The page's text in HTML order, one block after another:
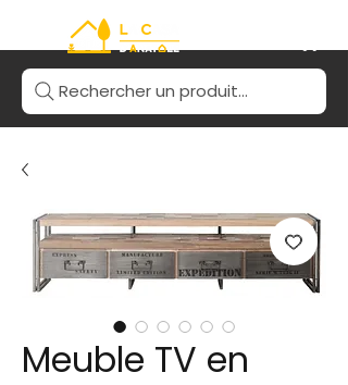
Rechercher un produit...
Meuble TV en